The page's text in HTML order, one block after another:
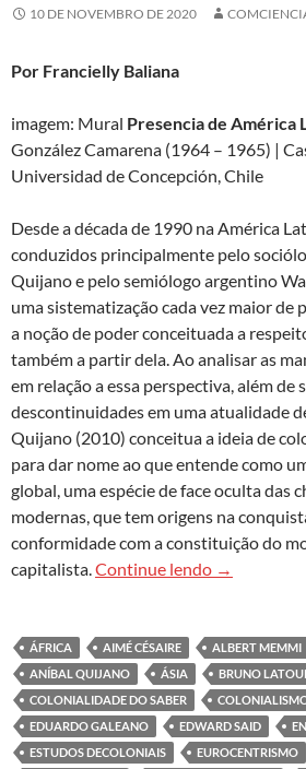
10 DE NOVEMBRO DE 2020
Por Francielly Baliana
imagem: Mural Presencia de América
González Camarena (1964 – 1965) |
Universidad de Concepción, Chile
Desde a década de 1990 na América
conduzidos principalmente pelo
Quijano e pelo semiólogo argentino
uma sistematização cada vez maior de
a noção de poder conceituada a
também a partir dela. Ao analisar as
em relação a essa perspectiva, além de
descontinuidades em uma atualidade
Quijano (2010) conceitua a ideia de
para dar nome ao que entende como
global, uma espécie de face oculta das
modernas, que tem origens na
conformidade com a constituição do
capitalista.Continue lendo Sobre
→
ÁFRICA AIMÉ CÉSAIRE ALBERT MEMMI
ANÍBAL QUIJANO
ÁSIA
BRUNO
COLONIALIDADE DO SABER
EDUARDO GALEANO
EDWARD SAID
ESTUDOS DECOLONIAIS
EUROCENTRISMO